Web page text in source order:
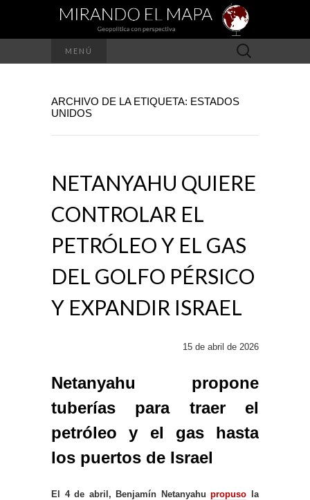
MENÚ Buscar:
ARCHIVO DE LA ETIQUETA: ESTADOS
UNIDOS
NETANYAHU QUIERE
CONTROLAR EL
PETRÓLEO Y EL GAS
DEL GOLFO PÉRSICO
Y EXPANDIR ISRAEL
15 de abril de 2026
Netanyahu propone
tuberías para traer el
petróleo y el gas hasta
los puertos de Israel
El 4 de abril, Benjamín Netanyahupropuso la